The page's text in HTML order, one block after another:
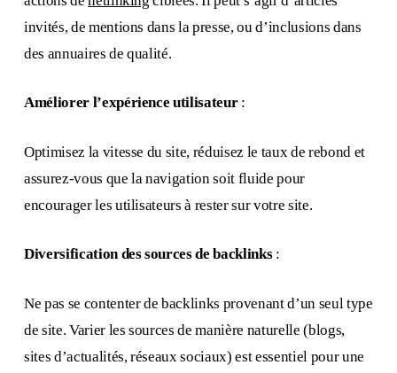
invités, de mentions dans la presse, ou d’inclusions dans
des annuaires de qualité.
Améliorer l’expérience utilisateur:
Optimisez la vitesse du site, réduisez le taux de rebond et
assurez-vous que la navigation soit fluide pour
encourager les utilisateurs à rester sur votre site.
Diversification des sources de backlinks:
Ne pas se contenter de backlinks provenant d’un seul type
de site. Varier les sources de manière naturelle (blogs,
sites d’actualités, réseaux sociaux) est essentiel pour une